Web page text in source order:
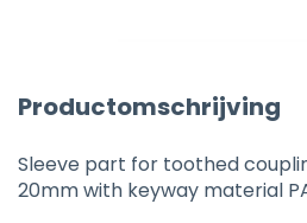
Productomschrijving
Sleeve part for toothed
20mm with keyway material